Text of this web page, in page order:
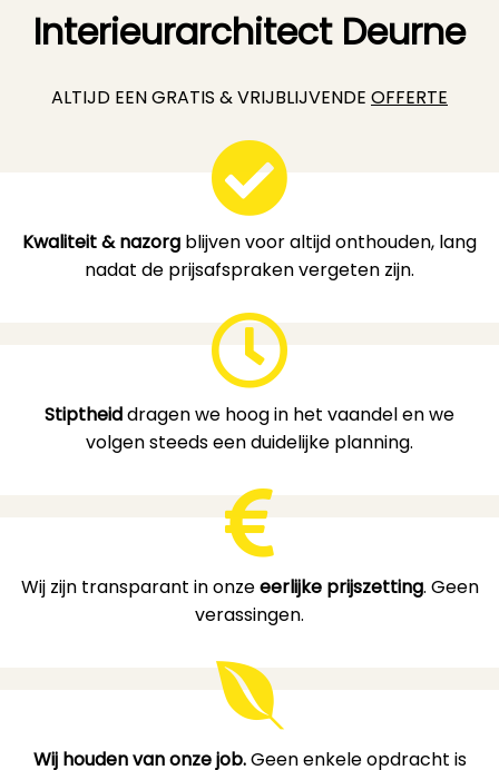
Interieurarchitect Deurne
ALTIJD EEN GRATIS & VRIJBLIJVENDE OFFERTE
Kwaliteit & nazorg blijven voor altijd onthouden, lang
nadat de prijsafspraken vergeten zijn.
Stiptheiddragen we hoog in het vaandel en we
volgen steeds een duidelijke planning.
Wij zijn transparant in onzeeerlijke prijszetting. Geen
verassingen.
Wij houden van onze job.Geen enkele opdracht is